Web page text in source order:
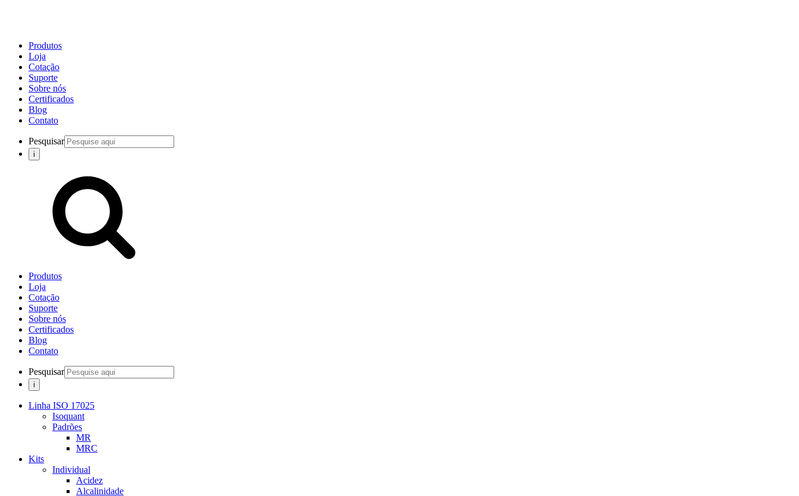
Produtos
Loja
Cotação
Suporte
Sobre nós
Certificados
Blog
Contato
Pesquisar
Produtos
Loja
Cotação
Suporte
Sobre nós
Certificados
Blog
Contato
Pesquisar
Linha ISO 17025
Isoquant
Padrões
MR
MRC
Kits
Individual
Acidez
Alcalinidade